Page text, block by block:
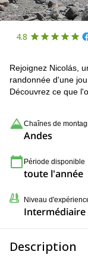
4.8
Rejoignez Nicolás,
randonnée d'une
Découvrez ce que
Chaînes de
Andes
Période disponible
toute l'année
Niveau
Intermédiaire
Description